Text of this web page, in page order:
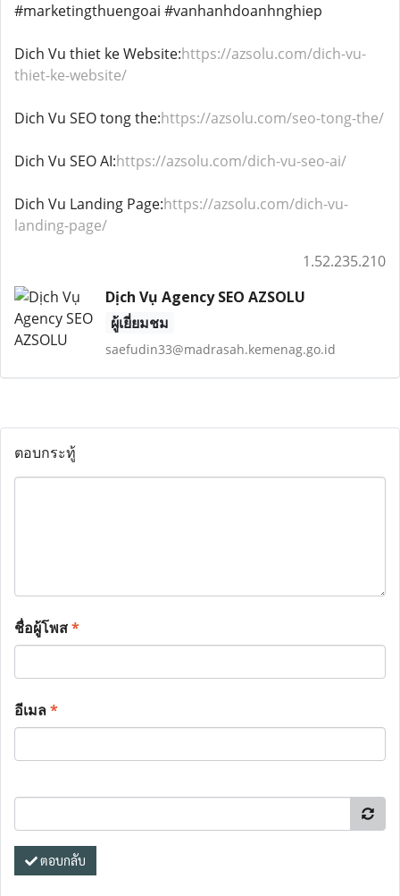
#marketingthuengoai #vanhanhdoanhnghiep
Dich Vu thiet ke Website:https://azsolu.com/dich-vu-
thiet-ke-website/
Dich Vu SEO tong the:https://azsolu.com/seo-tong-the/
Dich Vu SEO AI:https://azsolu.com/dich-vu-seo-ai/
Dich Vu Landing Page:https://azsolu.com/dich-vu-
landing-page/
1.52.235.210
Dịch Vụ Agency SEO AZSOLU
ผู้เยี่ยมชม
saefudin33@madrasah.kemenag.go.id
ตอบกระทู้
ชื่อผู้โพส*
อีเมล*
ตอบกลับ